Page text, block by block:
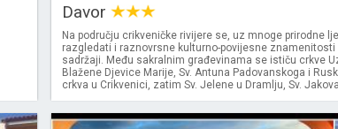
Davor
Na području crikveničke rivijere se, uz mnoge prirodne
razgledati i raznovrsne kulturno-povijesne znamenitosti
sadržaji. Među sakralnim građevinama se ističu crkve
Blažene Djevice Marije, Sv. Antuna Padovanskoga i
crkva u Crikvenici, zatim Sv. Jelene u Dramlju, Sv. Jakova